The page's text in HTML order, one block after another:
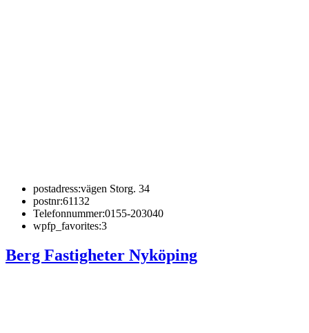
postadress:vägen Storg. 34
postnr:61132
Telefonnummer:0155-203040
wpfp_favorites:3
Berg Fastigheter Nyköping